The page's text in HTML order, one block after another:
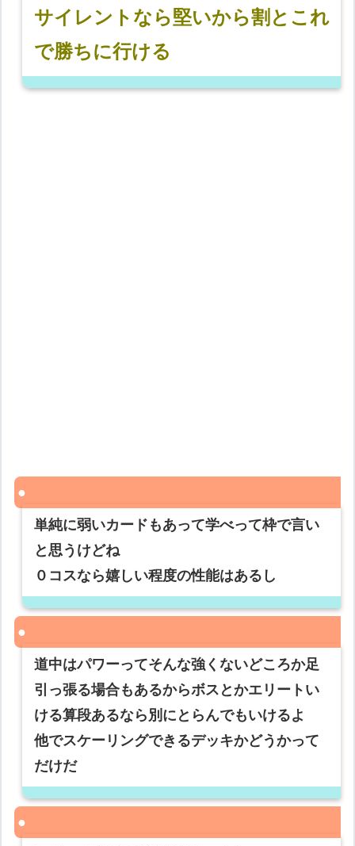
サイレントなら堅いから割とこれ
で勝ちに行ける
単純に弱いカードもあって学べって枠で言い
と思うけどね
０コスなら嬉しい程度の性能はあるし
道中はパワーってそんな強くないどころか足
引っ張る場合もあるからボスとかエリートい
ける算段あるなら別にとらんでもいけるよ
他でスケーリングできるデッキかどうかって
だけだ